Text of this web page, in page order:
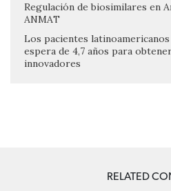
Regulación de biosimilares en
ANMAT
Los pacientes
espera de 4,7 años para
innovadores
RELATED